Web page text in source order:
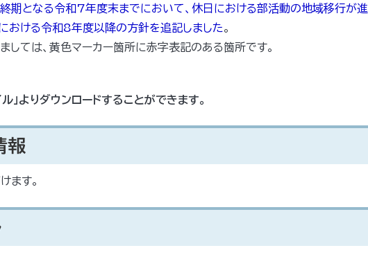
期となる令和7年度末までにおいて、休日における部活動の地域移行が進
おける令和8年度以降の方針を追記しました。
しては、黄色マーカー箇所に赤字表記のある箇所です。
ル」よりダウンロードすることができます。
報
ます。